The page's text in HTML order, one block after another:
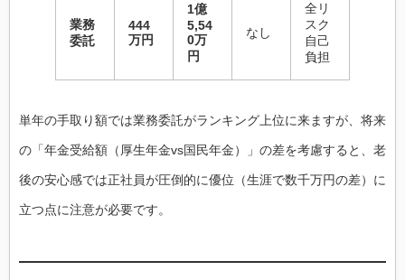
業務
委託
444
万円
1億
5,54
0万
円
なし
全リ
スク
自己
負担
単年の手取り額では業務委託がランキング上位に来ますが、将来
の「年金受給額（厚生年金vs国民年金）」の差を考慮すると、老
後の安心感では正社員が圧倒的に優位（生涯で数千万円の差）に
立つ点に注意が必要です。